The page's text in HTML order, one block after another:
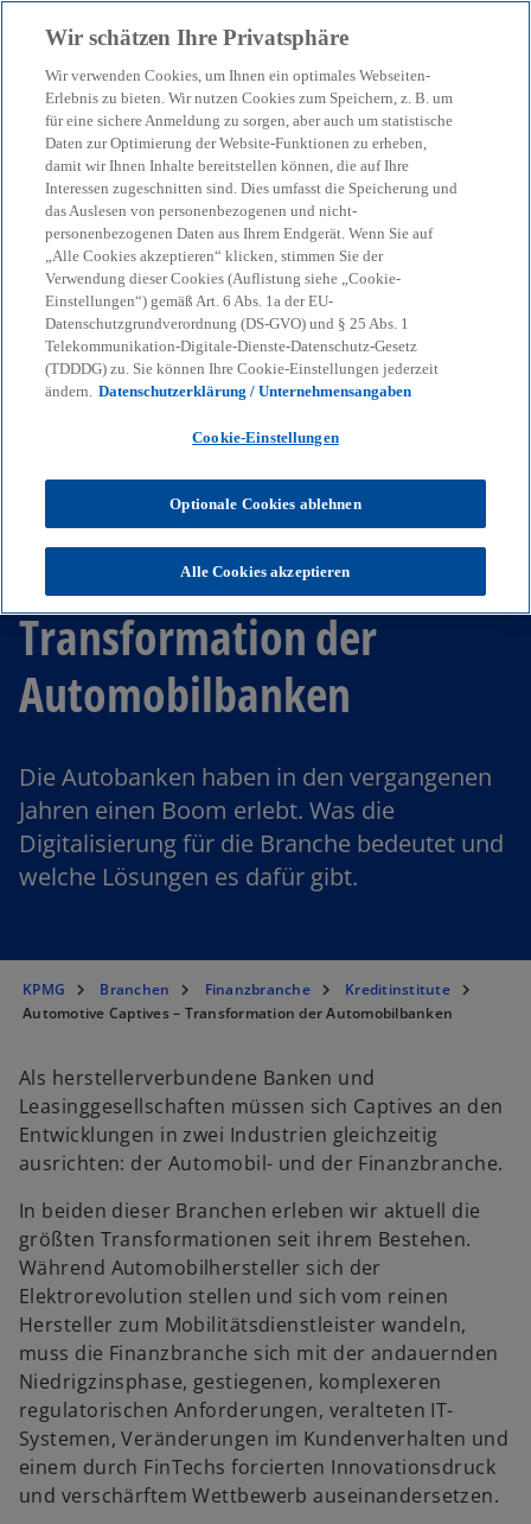
menu search
Automotive Captives –
Transformation der
Automobilbanken
Die Autobanken haben in den vergangenen
Jahren einen Boom erlebt. Was die
Digitalisierung für die Branche bedeutet und
welche Lösungen es dafür gibt.
KPMG Branchen Finanzbranche
Kreditinstitute
Automotive Captives – Transformation der Automobilbanken
Als herstellerverbundene Banken und
Leasinggesellschaften müssen sich Captives an den
Entwicklungen in zwei Industrien gleichzeitig
ausrichten: der Automobil- und der Finanzbranche.
In beiden dieser Branchen erleben wir aktuell die
größten Transformationen seit ihrem Bestehen.
Während Automobilhersteller sich der
Elektrorevolution stellen und sich vom reinen
Hersteller zum Mobilitätsdienstleister wandeln,
muss die Finanzbranche sich mit der andauernden
Niedrigzinsphase, gestiegenen, komplexeren
regulatorischen Anforderungen, veralteten IT-
Systemen, Veränderungen im Kundenverhalten und
einem durch FinTechs forcierten Innovationsdruck
und verschärftem Wettbewerb auseinandersetzen.
Wir schätzen Ihre Privatsphäre
Wir verwenden Cookies, um Ihnen ein optimales Webseiten-
Erlebnis zu bieten. Wir nutzen Cookies zum Speichern, z. B. um
für eine sichere Anmeldung zu sorgen, aber auch um statistische
Daten zur Optimierung der Website-Funktionen zu erheben,
damit wir Ihnen Inhalte bereitstellen können, die auf Ihre
Interessen zugeschnitten sind. Dies umfasst die Speicherung und
das Auslesen von personenbezogenen und nicht-
personenbezogenen Daten aus Ihrem Endgerät. Wenn Sie auf
„Alle Cookies akzeptieren“ klicken, stimmen Sie der
Verwendung dieser Cookies (Auflistung siehe „Cookie-
Einstellungen“) gemäß Art. 6 Abs. 1a der EU-
Datenschutzgrundverordnung (DS-GVO) und § 25 Abs. 1
Telekommunikation-Digitale-Dienste-Datenschutz-Gesetz
(TDDDG) zu. Sie können Ihre Cookie-Einstellungen jederzeit
ändern. Datenschutzerklärung / Unternehmensangaben
Cookie-Einstellungen
Optionale Cookies ablehnen
Alle Cookies akzeptieren